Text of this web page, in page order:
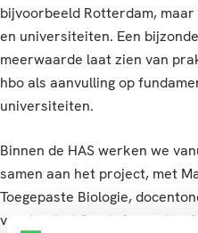
bijvoorbeeld Rotterdam,
en universiteiten. Een
meerwaarde laat zien van
hbo als aanvulling op
universiteiten.
Binnen de HAS werken we
samen aan het project, met
Toegepaste Biologie,
van Applied Geo-information